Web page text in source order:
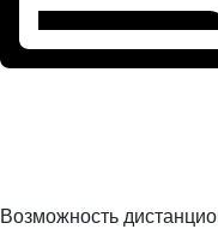
Возможность